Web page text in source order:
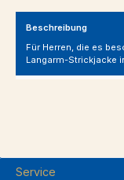
Beschreibung
Für Herren, die es
Langarm-Strickjacke
Service